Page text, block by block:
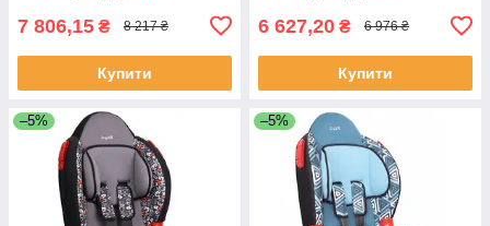
7 806,15 ₴ 8 217 ₴
Купити
6 627,20 ₴ 6 976 ₴
Купити
–5% –5%